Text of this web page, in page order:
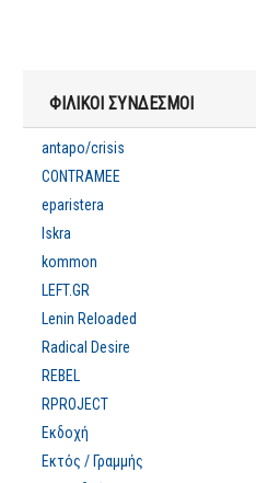
2022:
ανισότητες
Η σύγκρουση του
μαρξισμού –
λενινισμού με το
ΦΙΛΙΚΟΙ ΣΥΝΔΕΣΜΟΙ
antapo/crisis
CONTRAMEE
eparistera
Iskra
kommon
LEFT.GR
Lenin Reloaded
Radical Desire
REBEL
RPROJECT
Εκδοχή
Εκτός / Γραμμής